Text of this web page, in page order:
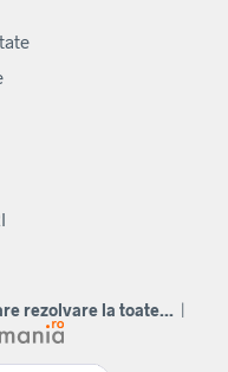
rezolvare la toate... |